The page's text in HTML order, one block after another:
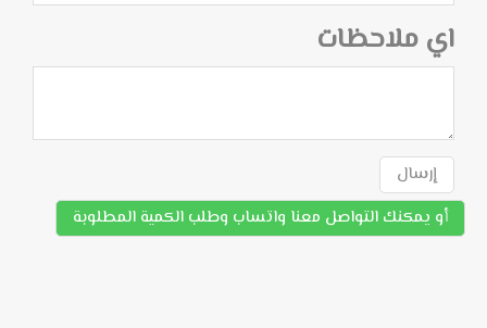
اي ملاحظات
إرسال
أو يمكنك التواصل معنا واتساب وطلب الكمية المطلوبة